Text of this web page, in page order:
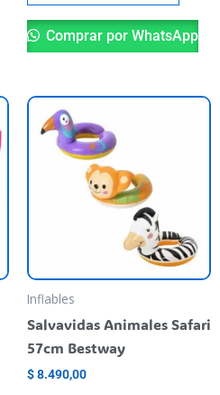
Comprar por WhatsApp
Este
producto
tiene
se
pueden
elegir
Inflables
Salvavidas Animales Safari
57cm Bestway
$8.490,00
se